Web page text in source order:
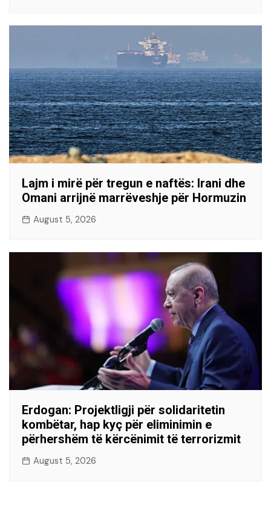
Lajm i mirë për tregun e naftës: Irani dhe
Omani arrijnë marrëveshje për Hormuzin
August 5, 2026
Erdogan: Projektligji për solidaritetin
kombëtar, hap kyç për eliminimin e
përhershëm të kërcënimit të terrorizmit
August 5, 2026